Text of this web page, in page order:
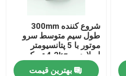
شروع کننده 300mm
طول سیم متوسط سرو
موتور با 5 پتانسیومتر
اسلایدر و 4.2kg تورک
استال
بهترین قیمت